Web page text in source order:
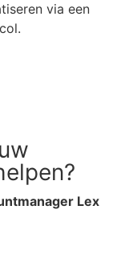
via een
Lex